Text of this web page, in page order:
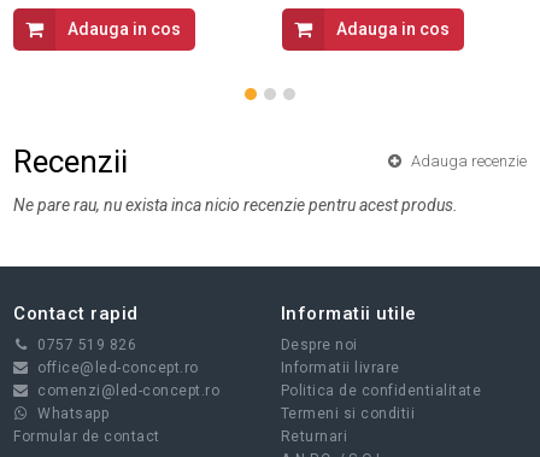
Adauga in cos Adauga in cos
Recenzii Adauga recenzie
Ne pare rau, nu exista inca nicio recenzie pentru acest produs.
Contact rapid
0757 519 826
office@led-concept.ro
comenzi@led-concept.ro
Whatsapp
Formular de contact
Informatii utile
Despre noi
Informatii livrare
Politica de confidentialitate
Termeni si conditii
Returnari